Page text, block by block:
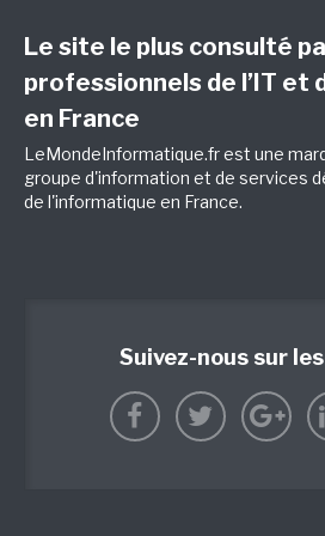
Le site le plus consulté
professionnels de l’IT et
en France
LeMondeInformatique.fr est une
groupe d'information et de services
de l'informatique en France.
Suivez-nous sur